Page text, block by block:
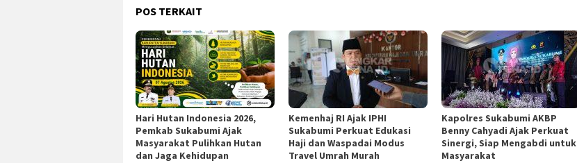
POS TERKAIT
Hari Hutan Indonesia 2026,
Pemkab Sukabumi Ajak
Masyarakat Pulihkan Hutan
dan Jaga Kehidupan
Kemenhaj RI Ajak IPHI
Sukabumi Perkuat Edukasi
Haji dan Waspadai Modus
Travel Umrah Murah
Kapolres Sukabumi AKBP
Benny Cahyadi Ajak Perkuat
Sinergi, Siap Mengabdi untuk
Masyarakat